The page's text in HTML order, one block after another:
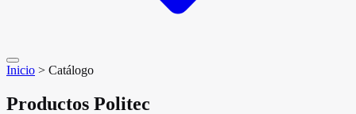
Inicio > Catálogo
Productos Politec